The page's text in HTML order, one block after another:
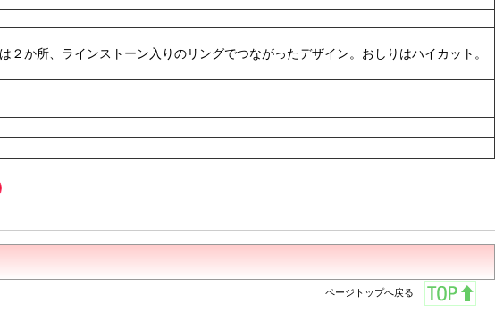
か所、ラインストーン入りのリングでつながったデザイン。おしりはハイカット。
ページトップへ戻る